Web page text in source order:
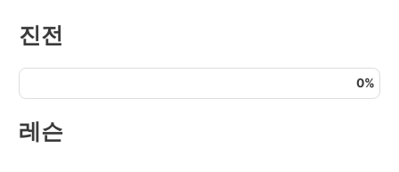
진전
0%
레슨